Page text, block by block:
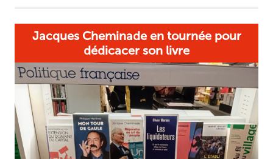
Jacques Cheminade en tournée pour
dédicacer son livre